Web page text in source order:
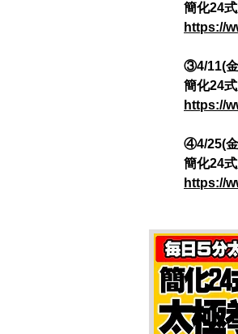
簡化24
https://
③4/11(
簡化24
https://
④4/25(
簡化24
https://